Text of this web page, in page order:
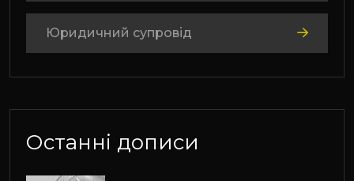
Юридичний супровід
Останні дописи